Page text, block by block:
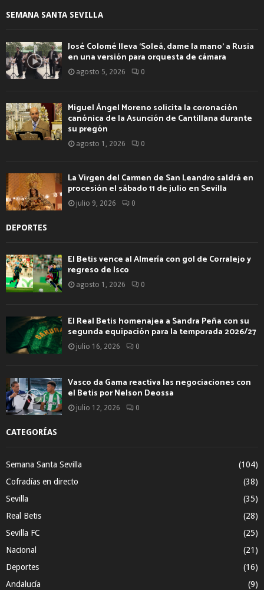
SEMANA SANTA SEVILLA
José Colomé lleva ‘Soleá, dame la mano’ a Rusia
en una versión para orquesta de cámara
agosto 5, 2026 0
Miguel Ángel Moreno solicita la coronación
canónica de la Asunción de Cantillana durante
su pregón
agosto 1, 2026 0
La Virgen del Carmen de San Leandro saldrá en
procesión el sábado 11 de julio en Sevilla
julio 9, 2026 0
DEPORTES
El Betis vence al Almería con gol de Corralejo y
regreso de Isco
agosto 1, 2026 0
El Real Betis homenajea a Sandra Peña con su
segunda equipación para la temporada 2026/27
julio 16, 2026 0
Vasco da Gama reactiva las negociaciones con
el Betis por Nelson Deossa
julio 12, 2026 0
CATEGORÍAS
Semana Santa Sevilla
(104)
Cofradías en directo
(38)
Sevilla
(35)
Real Betis
(28)
Sevilla FC
(25)
Nacional
(21)
Deportes
(16)
Andalucía
(9)